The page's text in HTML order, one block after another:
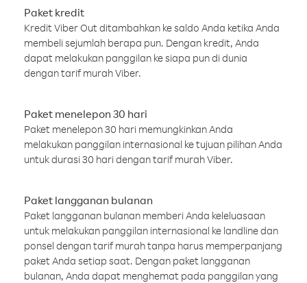
Paket kredit
Kredit Viber Out ditambahkan ke saldo Anda ketika Anda
membeli sejumlah berapa pun. Dengan kredit, Anda
dapat melakukan panggilan ke siapa pun di dunia
dengan tarif murah Viber.
Paket menelepon 30 hari
Paket menelepon 30 hari memungkinkan Anda
melakukan panggilan internasional ke tujuan pilihan Anda
untuk durasi 30 hari dengan tarif murah Viber.
Paket langganan bulanan
Paket langganan bulanan memberi Anda keleluasaan
untuk melakukan panggilan internasional ke landline dan
ponsel dengan tarif murah tanpa harus memperpanjang
paket Anda setiap saat. Dengan paket langganan
bulanan, Anda dapat menghemat pada panggilan yang